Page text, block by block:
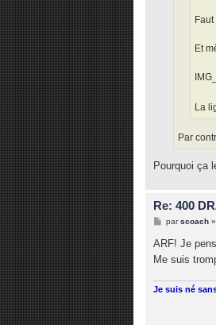
Et
La
Par
Pourquoi ça
Re: 400
M
s
s
a
parscoach»
ARF! Je
Me suis
Je suis né